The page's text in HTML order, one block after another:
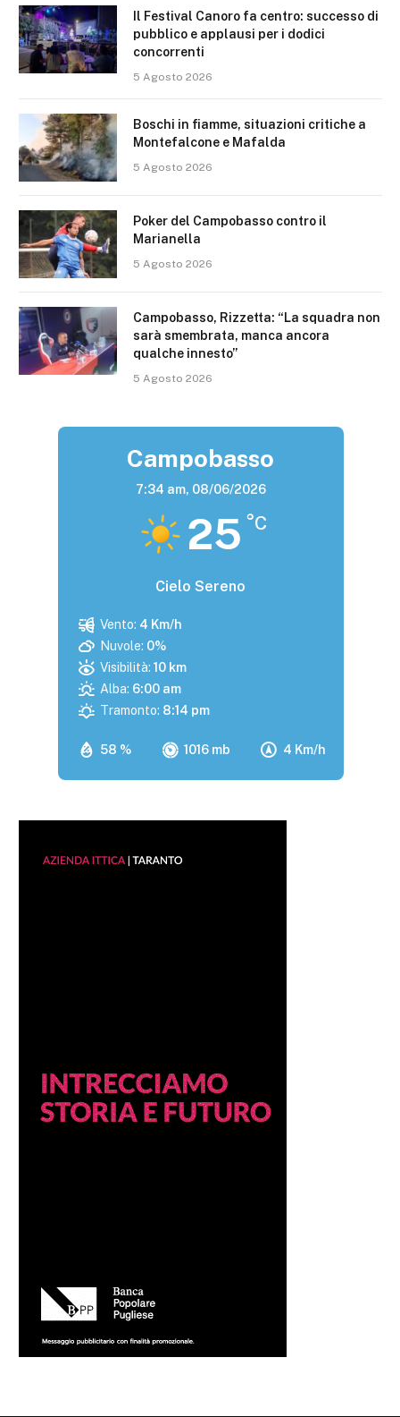
Il Festival Canoro fa centro: successo di
pubblico e applausi per i dodici
concorrenti
5 Agosto 2026
Boschi in fiamme, situazioni critiche a
Montefalcone e Mafalda
5 Agosto 2026
Poker del Campobasso contro il
Marianella
5 Agosto 2026
Campobasso, Rizzetta: “La squadra non
sarà smembrata, manca ancora
qualche innesto”
5 Agosto 2026
Campobasso
7:34 am, 08/06/2026
25 °C
Cielo Sereno
58 % 1016 mb 4 Km/h
Vento: 4 Km/h
Nuvole: 0%
Visibilità: 10 km
Alba: 6:00 am
Tramonto: 8:14 pm